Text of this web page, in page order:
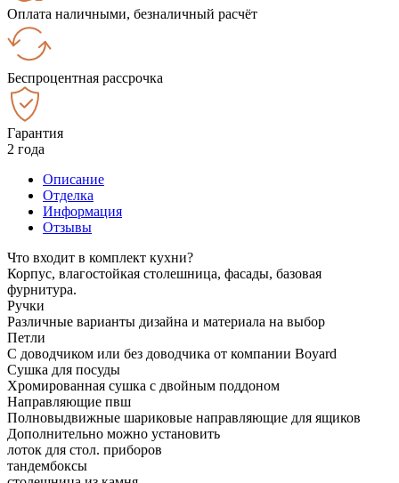
Оплата наличными, безналичный расчёт
Беспроцентная рассрочка
Гарантия
2 года
Описание
Отделка
Информация
Отзывы
Что входит в комплект кухни?
Корпус, влагостойкая столешница, фасады, базовая
фурнитура.
Ручки
Различные варианты дизайна и материала на выбор
Петли
С доводчиком или без доводчика от компании Boyard
Сушка для посуды
Хромированная сушка с двойным поддоном
Направляющие пвш
Полновыдвижные шариковые направляющие для ящиков
Дополнительно можно установить
лоток для стол. приборов
тандембоксы